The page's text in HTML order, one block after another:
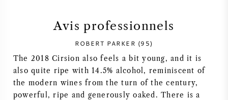
SYRAH / SHIRAZ
CÉPAGES
Avis professionnels
ROBERT PARKER (95)
The 2018 Cirsion also feels a bit young, and it is
also quite ripe with 14.5% alcohol, reminiscent of
the modern wines from the turn of the century,
powerful, ripe and generously oaked. There is a